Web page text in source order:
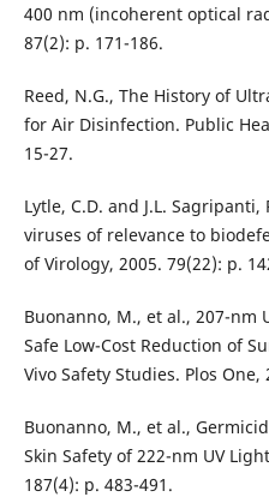
400 nm (incoherent optical
87(2): p. 171-186.
Reed, N.G., The History of
for Air Disinfection. Public
15-27.
Lytle, C.D. and J.L.
viruses of relevance to
of Virology, 2005. 79(22): p.
Buonanno, M., et al., 207-nm
Safe Low-Cost Reduction of
Vivo Safety Studies. Plos One,
Buonanno, M., et al.,
Skin Safety of 222-nm UV
187(4): p. 483-491.